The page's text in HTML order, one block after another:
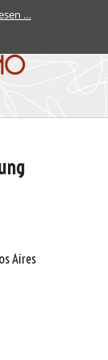
Aires
…